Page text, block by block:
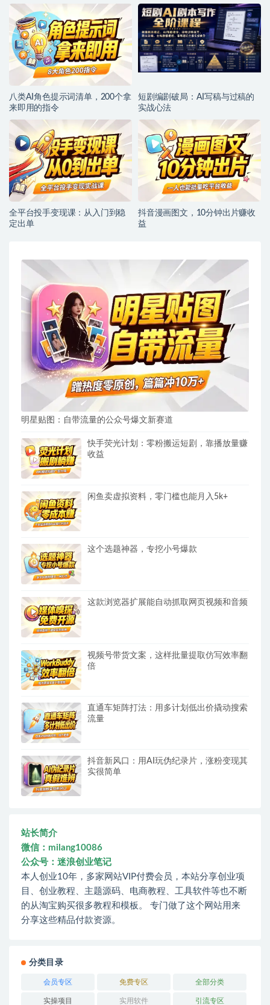
八类AI角色提示词清单，200个拿
来即用的指令
短剧编剧破局：AI写稿与过稿的
实战心法
全平台投手变现课：从入门到稳
定出单
抖音漫画图文，10分钟出片赚收
益
明星贴图：自带流量的公众号爆文新赛道
快手荧光计划：零粉搬运短剧，靠播放量赚
收益
闲鱼卖虚拟资料，零门槛也能月入5k+
这个选题神器，专挖小号爆款
这款浏览器扩展能自动抓取网页视频和音频
视频号带货文案，这样批量提取仿写效率翻
倍
直通车矩阵打法：用多计划低出价撬动搜索
流量
抖音新风口：用AI玩伪纪录片，涨粉变现其
实很简单
站长简介
微信：milang10086
公众号：迷浪创业笔记
本人创业10年，多家网站VIP付费会员，本站分享创业项
目、创业教程、主题源码、电商教程、工具软件等也不断
的从淘宝购买很多教程和模板。 专门做了这个网站用来
分享这些精品付款资源。
分类目录
会员专区 免费专区 全部分类
实操项目 实用软件 引流专区